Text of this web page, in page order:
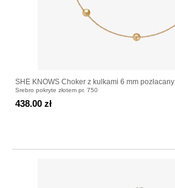
SHE KNOWS Choker z kulkami 6 mm pozłacany
Srebro pokryte złotem pr. 750
438.00 zł